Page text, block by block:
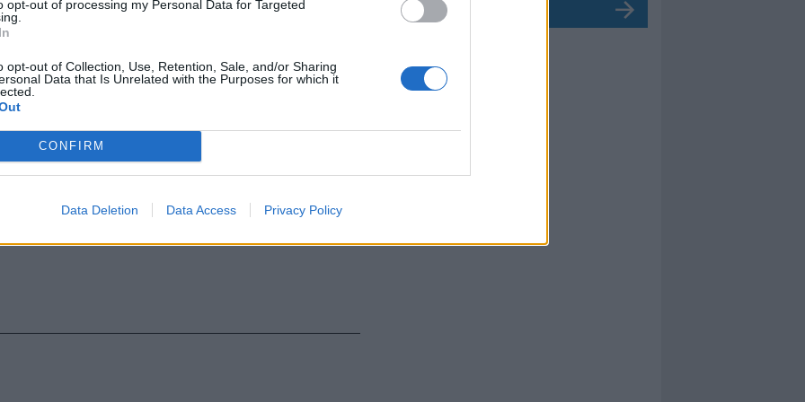
opt-out of processing my Personal Data for Targeted
opt-out of Collection, Use, Retention, Sale, and/or Sharing
Data that Is Unrelated with the Purposes for which it
CONFIRM
Data Deletion Data Access Privacy Policy
la testata di Mineo potrà solo aprire